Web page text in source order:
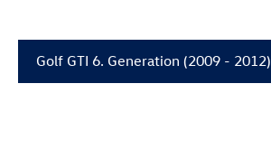
Golf GTI 6. Generation (2009 - 2012)